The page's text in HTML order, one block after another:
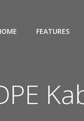
FEATURES